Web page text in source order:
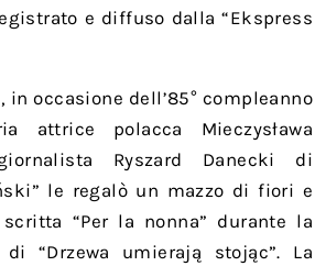
e diffuso dalla “Ekspress
in occasione dell’85° compleanno
attrice polacca Mieczysława
Ryszard Danecki di
le regalò un mazzo di fiori e
“Per la nonna” durante la
di “Drzewa umierają stojąc”. La